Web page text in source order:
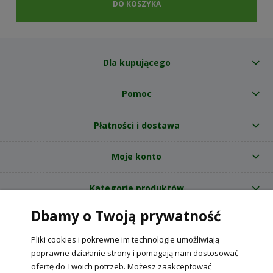
DO KOSZYKA
Dla kupującego
Pomoc
Płatności i dostawa
Moje konto
Kategorie produktów
O nas
Internetowy sklep ogrodniczy z nasionami RajOgrodnika.pl
NIP: 6090037061, REGON: 260240470 | Czarnca, ul. Tęczowa 31, 29-100
Dbamy o Twoją prywatność
Pliki cookies i pokrewne im technologie umożliwiają
poprawne działanie strony i pomagają nam dostosować
ofertę do Twoich potrzeb. Możesz zaakceptować